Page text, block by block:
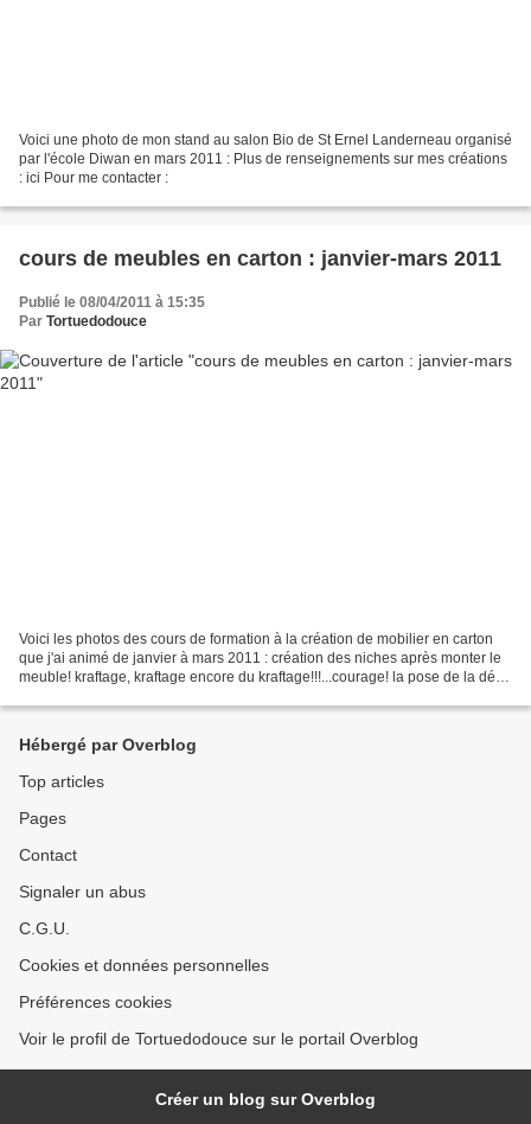
Voici une photo de mon stand au salon Bio de St Ernel Landerneau organisé
par l'école Diwan en mars 2011 : Plus de renseignements sur mes créations
: ici Pour me contacter :
cours de meubles en carton : janvier-mars 2011
Publié le 08/04/2011 à 15:35
Par Tortuedodouce
Voici les photos des cours de formation à la création de mobilier en carton
que j'ai animé de janvier à mars 2011 : création des niches après monter le
meuble! kraftage, kraftage encore du kraftage!!!...courage! la pose de la déco
Hébergé par Overblog
Top articles
Pages
Contact
Signaler un abus
C.G.U.
Cookies et données personnelles
Préférences cookies
Voir le profil de Tortuedodouce sur le portail Overblog
Créer un blog sur Overblog